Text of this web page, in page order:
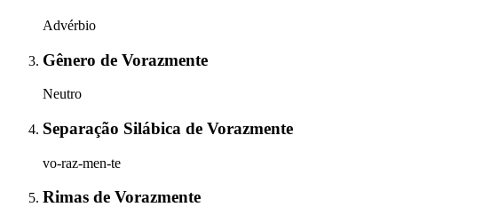
Advérbio
Gênero de Vorazmente
Neutro
Separação Silábica de Vorazmente
vo-raz-men-te
Rimas de Vorazmente